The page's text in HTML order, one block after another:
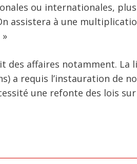
ou internationales, plus
assistera à une
des affaires notamment. La
a requis l’instauration de
une refonte des lois